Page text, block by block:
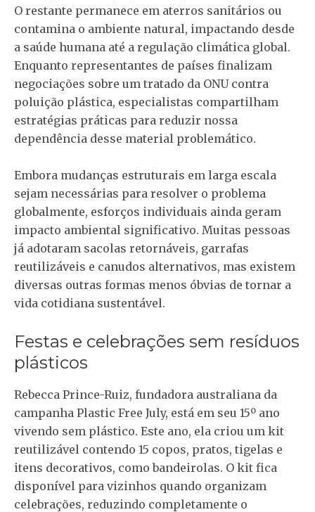
O restante permanece em aterros sanitários ou
contamina o ambiente natural, impactando desde
a saúde humana até a regulação climática global.
Enquanto representantes de países finalizam
negociações sobre um tratado da ONU contra
poluição plástica, especialistas compartilham
estratégias práticas para reduzir nossa
dependência desse material problemático.
Embora mudanças estruturais em larga escala
sejam necessárias para resolver o problema
globalmente, esforços individuais ainda geram
impacto ambiental significativo. Muitas pessoas
já adotaram sacolas retornáveis, garrafas
reutilizáveis e canudos alternativos, mas existem
diversas outras formas menos óbvias de tornar a
vida cotidiana sustentável.
Festas e celebrações sem resíduos
plásticos
Rebecca Prince-Ruiz, fundadora australiana da
campanha Plastic Free July, está em seu 15º ano
vivendo sem plástico. Este ano, ela criou um kit
reutilizável contendo 15 copos, pratos, tigelas e
itens decorativos, como bandeirolas. O kit fica
disponível para vizinhos quando organizam
celebrações, reduzindo completamente o